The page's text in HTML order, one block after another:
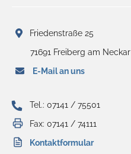
Friedenstraße 25
71691 Freiberg am Neckar
E-Mail an uns
Tel.: 07141 / 75501
Fax: 07141 / 74111
Kontaktformular